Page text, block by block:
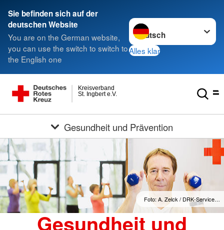
Sie befinden sich auf der
deutschen Website
You are on the German website,
you can use the switch to switch to
the English one
Sprache wechseln zu
Alles klar
St. Ingbert e.V.
Kreisverband
Gesundheit und Prävention
Foto: A. Zelck / DRK-Service…
Gesundheit und